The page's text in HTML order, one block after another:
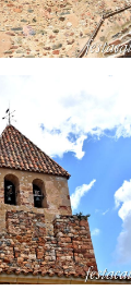
amb caps
de santa
presenta
imatge de
pintat sobre
La
és de
creu amb